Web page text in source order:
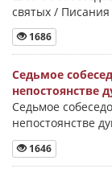
святых / Писания
1686
Седьмое
непостоянстве
Седьмое
непостоянстве
1646